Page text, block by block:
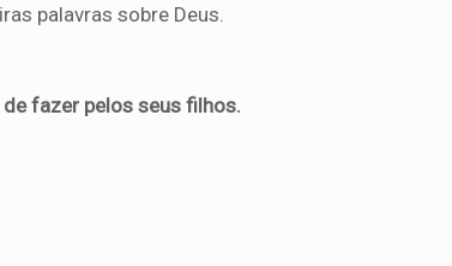
palavras sobre Deus.
fazer pelos seus filhos.